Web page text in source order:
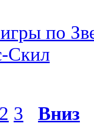
по
Скил
2 3 Вниз